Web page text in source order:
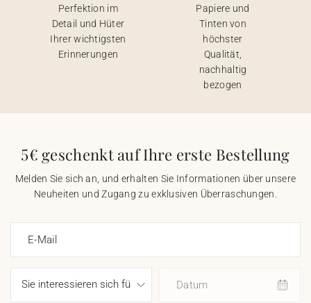
Perfektion im
Detail und Hüter
Ihrer wichtigsten
Erinnerungen
Papiere und
Tinten von
höchster
Qualität,
nachhaltig
bezogen
5€ geschenkt auf Ihre erste Bestellung
Melden Sie sich an, und erhalten Sie Informationen über unsere
Neuheiten und Zugang zu exklusiven Überraschungen.
E-Mail
Datum